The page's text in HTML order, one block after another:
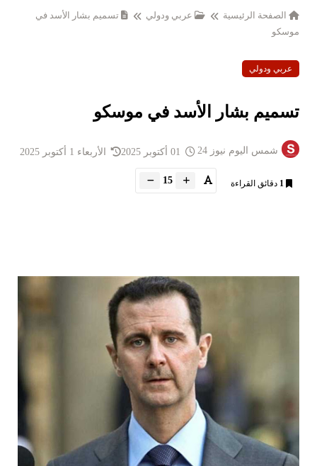
الصفحة الرئيسية عربي ودولي
تسميم بشار الأسد في
موسكو
عربي ودولي
تسميم بشار الأسد في موسكو
شمس اليوم نيوز 24 الأربعاء 1 أكتوبر 2025
1 دقائق القراءة 15